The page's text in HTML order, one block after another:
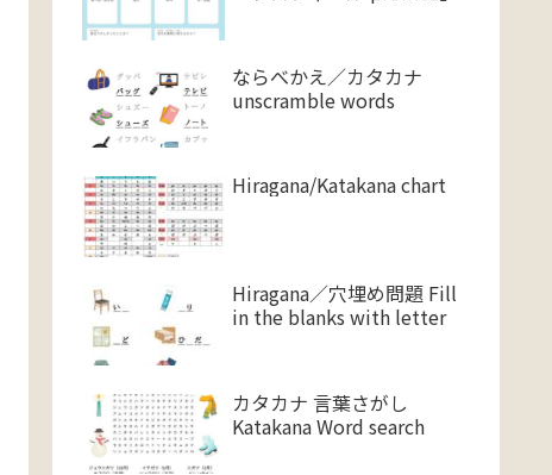
ならべかえ／カタカナ
unscramble words
Hiragana/Katakana chart
Hiragana／穴埋め問題 Fill
in the blanks with letter
カタカナ 言葉さがし
Katakana Word search